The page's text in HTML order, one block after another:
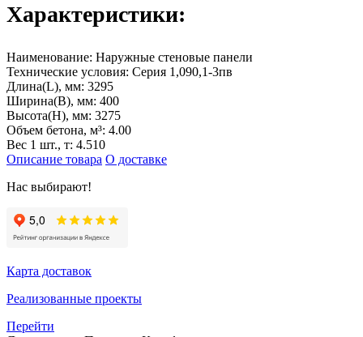
Характеристики:
Наименование: Наружные стеновые панели
Технические условия: Серия 1,090,1-3пв
Длина(L), мм: 3295
Ширина(B), мм: 400
Высота(H), мм: 3275
Объем бетона, м³: 4.00
Вес 1 шт., т: 4.510
Описание товара О доставке
Нас выбирают!
Карта доставок
Реализованные проекты
Перейти